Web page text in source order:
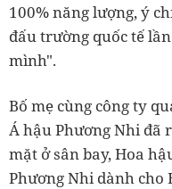
100% năng lượng, ý
đấu trường quốc tế
mình".
Bố mẹ cùng công ty
Á hậu Phương Nhi đã
mặt ở sân bay, Hoa
Phương Nhi dành cho